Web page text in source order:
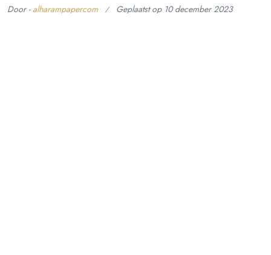
Door - alharampapercom Geplaatst op 10 december 2023